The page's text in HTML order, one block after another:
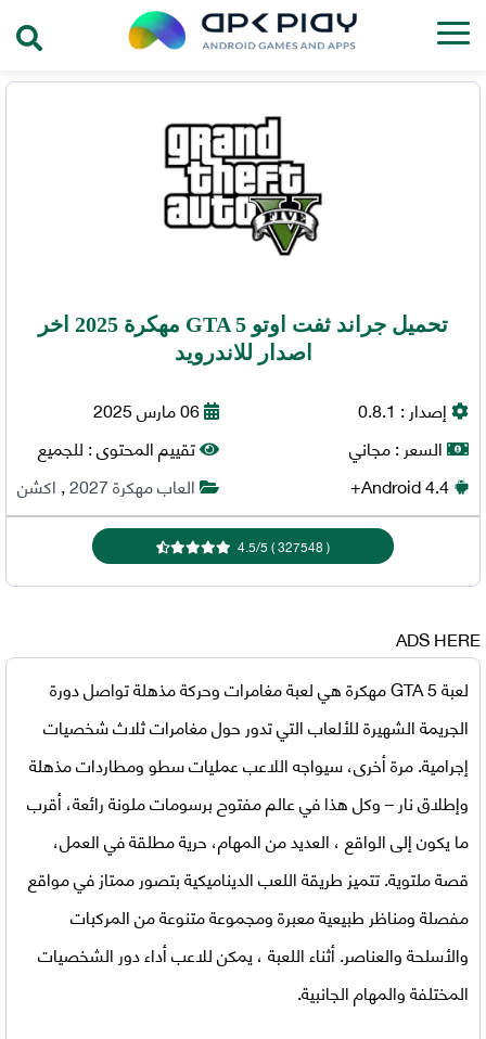
تحميل جراند ثفت اوتو GTA 5 مهكرة 2025 اخر
اصدار للاندرويد
إصدار : 0.8.1
السعر :مجاني
Android4.4+
06 مارس 2025
تقييم المحتوى :للجميع
العاب مهكرة 2027
,اكشن
(
327548
)
4.5/5
ADS HERE
لعبة GTA 5 مهكرة
هي لعبة مغامرات وحركة مذهلة تواصل دورة
الجريمة الشهيرة للألعاب التي تدور حول مغامرات ثلاث شخصيات
إجرامية. مرة أخرى، سيواجه اللاعب عمليات سطو ومطاردات مذهلة
وإطلاق نار – وكل هذا في عالم مفتوح برسومات ملونة رائعة، أقرب
ما يكون إلى الواقع ، العديد من المهام، حرية مطلقة في العمل،
قصة ملتوية. تتميز طريقة اللعب الديناميكية بتصور ممتاز في مواقع
مفصلة ومناظر طبيعية معبرة ومجموعة متنوعة من المركبات
والأسلحة والعناصر. أثناء اللعبة ، يمكن للاعب أداء دور الشخصيات
المختلفة والمهام الجانبية.